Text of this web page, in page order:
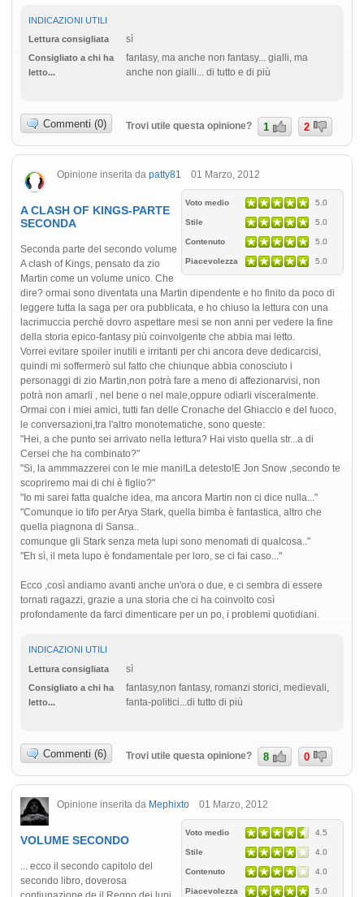
INDICAZIONI UTILI
Lettura consigliata
sì
Consigliato a chi ha
letto...
fantasy, ma anche non fantasy... gialli, ma
anche non gialli... di tutto e di più
Commenti (0) Trovi utile questa opinione? 1 2
Opinione inserita da patty81 01 Marzo, 2012
Voto medio 5.0
Stile 5.0
Contenuto 5.0
Piacevolezza 5.0
A CLASH OF KINGS-PARTE
SECONDA
Seconda parte del secondo volume
A clash of Kings, pensato da zio
Martin come un volume unico. Che
dire? ormai sono diventata una Martin dipendente e ho finito da poco di
leggere tutta la saga per ora pubblicata, e ho chiuso la lettura con una
lacrimuccia perchè dovro aspettare mesi se non anni per vedere la fine
della storia epico-fantasy più coinvolgente che abbia mai letto.
Vorrei evitare spoiler inutili e irritanti per chi ancora deve dedicarcisi,
quindi mi soffermerò sul fatto che chiunque abbia conosciuto i
personaggi di zio Martin,non potrà fare a meno di affezionarvisi, non
potrà non amarli , nel bene o nel male,oppure odiarli visceralmente.
Ormai con i miei amici, tutti fan delle Cronache del Ghiaccio e del fuoco,
le conversazioni,tra l'altro monotematiche, sono queste:
"Hei, a che punto sei arrivato nella lettura? Hai visto quella str...a di
Cersei che ha combinato?"
"Si, la ammmazzerei con le mie mani!La detesto!E Jon Snow ,secondo te
scopriremo mai di chi è figlio?"
"Io mi sarei fatta qualche idea, ma ancora Martin non ci dice nulla..."
"Comunque io tifo per Arya Stark, quella bimba è fantastica, altro che
quella piagnona di Sansa..
comunque gli Stark senza meta lupi sono menomati di qualcosa.."
"Eh sì, il meta lupo è fondamentale per loro, se ci fai caso..."
Ecco ,così andiamo avanti anche un'ora o due, e ci sembra di essere
tornati ragazzi, grazie a una storia che ci ha coinvolto così
profondamente da farci dimenticare per un po, i problemi quotidiani.
INDICAZIONI UTILI
Lettura consigliata
sì
Consigliato a chi ha
letto...
fantasy,non fantasy, romanzi storici, medievali,
fanta-politici...di tutto di più
Commenti (6) Trovi utile questa opinione? 8 0
Opinione inserita da Mephixto 01 Marzo, 2012
Voto medio 4.5
Stile 4.0
Contenuto 4.0
Piacevolezza 5.0
VOLUME SECONDO
... ecco il secondo capitolo del
secondo libro, doverosa